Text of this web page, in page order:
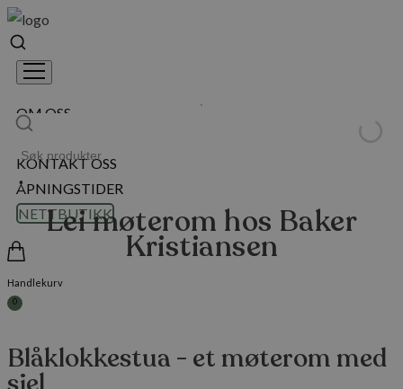
OM OSS
KONTAKT OSS
ÅPNINGSTIDER
NETTBUTIKK
Handlekurv
0
Lei møterom hos Baker
Kristiansen
Blåklokkestua - et møterom med